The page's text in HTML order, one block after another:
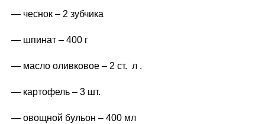
— чеснок – 2 зубчика
— шпинат – 400 г
— масло оливковое – 2 ст. л .
— картофель – 3 шт.
— овощной бульон – 400 мл